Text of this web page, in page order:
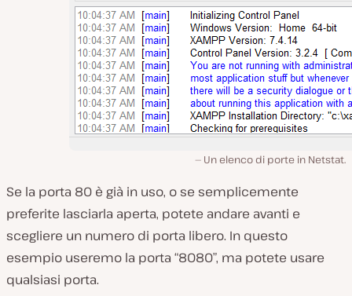
Un elenco di porte in Netstat.
Se la porta 80 è già in uso, o se semplicemente
preferite lasciarla aperta, potete andare avanti e
scegliere un numero di porta libero. In questo
esempio useremo la porta “8080”, ma potete usare
qualsiasi porta.